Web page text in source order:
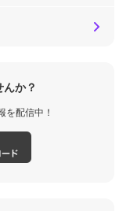
か？
を配信中！